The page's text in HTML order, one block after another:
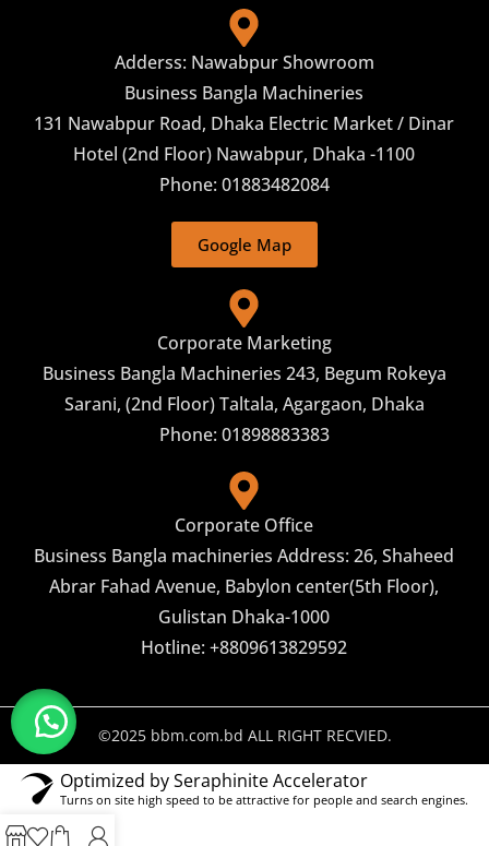
Adderss: Nawabpur Showroom
Business Bangla Machineries
131 Nawabpur Road, Dhaka Electric Market / Dinar
Hotel (2nd Floor) Nawabpur, Dhaka -1100
Phone: 01883482084
Google Map
Phone: 01898883383
Corporate Marketing
Business Bangla Machineries 243, Begum Rokeya
Sarani, (2nd Floor) Taltala, Agargaon, Dhaka
Corporate Office
Business Bangla machineries Address: 26, Shaheed
Abrar Fahad Avenue, Babylon center(5th Floor),
Gulistan Dhaka-1000
Hotline: +8809613829592
©2025 bbm.com.bd ALL RIGHT RECVIED.
Optimized by Seraphinite Accelerator
Turns on site high speed to be attractive for people and search engines.